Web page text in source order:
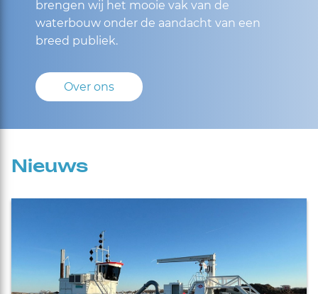
brengen wij het mooie vak van de
waterbouw onder de aandacht van een
breed publiek.
Over ons
Nieuws